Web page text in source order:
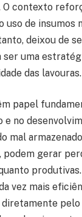
contexto
uso de insumos
deixou de
ser uma
das lavouras.
papel
e no
mal
podem gerar
vez mais
diretamente